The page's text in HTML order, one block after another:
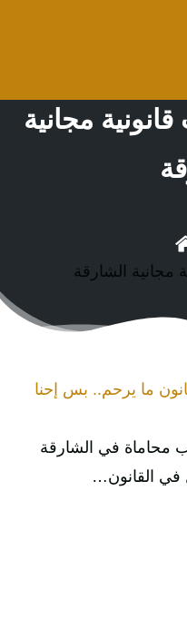
مجانية
مجانية الشارقة
ما يرحم.. بس إحنا
محاماة في الشارقة
في القانون…